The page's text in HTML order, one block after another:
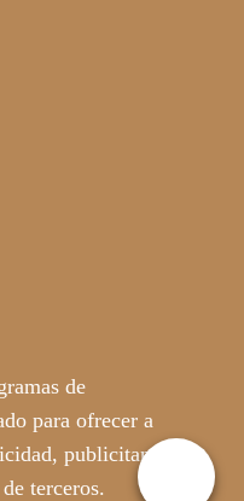
de
para ofrecer a
publicitando
terceros.